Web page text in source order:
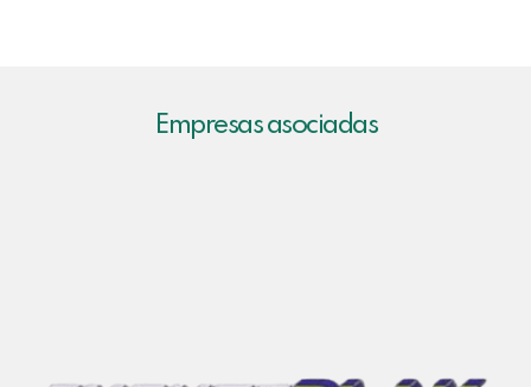
Empresas asociadas